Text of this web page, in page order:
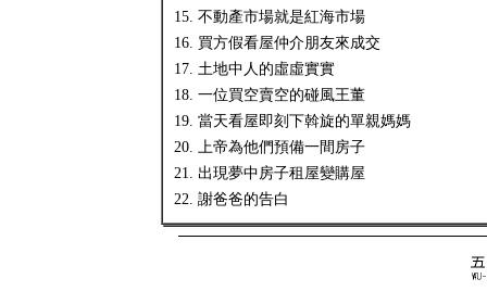
15. 不動產市場就是紅海市場
16. 買方假看屋仲介朋友來成交
17. 土地中人的虛虛實實
18. 一位買空賣空的碰風王董
19. 當天看屋即刻下斡旋的單親媽媽
20. 上帝為他們預備一間房子
21. 出現夢中房子租屋變購屋
22. 謝爸爸的告白